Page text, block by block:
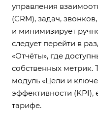
управления
(CRM), задач,
и минимизирует
следует перейти в
«Отчёты», где
собственных метрик.
модуль «Цели и
эффективности
тарифе.